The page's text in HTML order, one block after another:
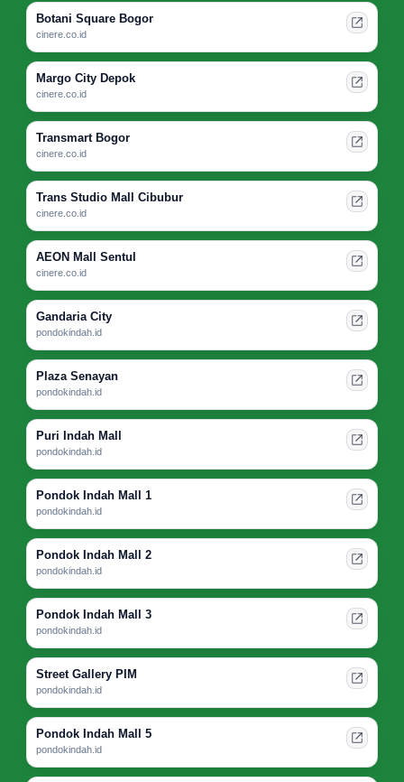
Botani Square Bogor
cinere.co.id
Margo City Depok
cinere.co.id
Transmart Bogor
cinere.co.id
Trans Studio Mall Cibubur
cinere.co.id
AEON Mall Sentul
cinere.co.id
Gandaria City
pondokindah.id
Plaza Senayan
pondokindah.id
Puri Indah Mall
pondokindah.id
Pondok Indah Mall 1
pondokindah.id
Pondok Indah Mall 2
pondokindah.id
Pondok Indah Mall 3
pondokindah.id
Street Gallery PIM
pondokindah.id
Pondok Indah Mall 5
pondokindah.id